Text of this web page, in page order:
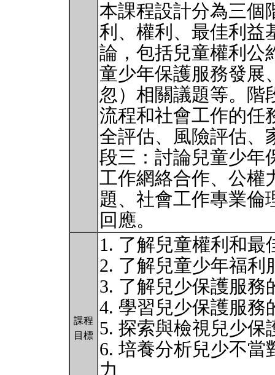
本課程設計分為三個
利、權利、最佳利益
論，包括兒童權利公
童少年保護服務發展
忽）相關議題等。階
流程和社會⼯作的任
全評估、風險評估、
段三：討論兒童少年
⼯作網絡合作、公權
題、社會⼯作專業倫
回應。
課程
目標
1. 了解兒童權利和最
2. 了解兒童少年福利
3. 了解兒少保護服務
4. 學習兒少保護服務
5. 探索與檢視兒少保
6. 培養分析兒少不當
⼒